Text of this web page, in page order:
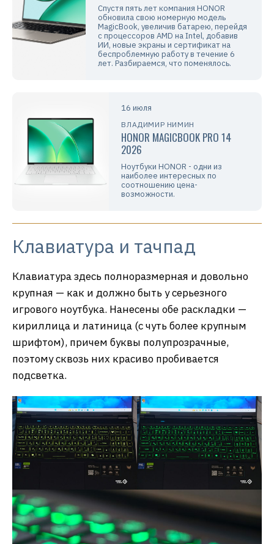
Спустя пять лет компания HONOR
обновила свою номерную модель
MagicBook, увеличив батарею, перейдя
с процессоров AMD на Intel, добавив
ИИ, новые экраны и сертификат на
беспроблемную работу в течение 6
лет. Разбираемся, что поменялось.
16 июля
ВЛАДИМИР НИМИН
HONOR MAGICBOOK PRO 14
2026
Ноутбуки HONOR - одни из
наиболее интересных по
соотношению цена-
возможности.
Клавиатура и тачпад
Клавиатура здесь полноразмерная и довольно
крупная — как и должно быть у серьезного
игрового ноутбука. Нанесены обе раскладки —
кириллица и латиница (с чуть более крупным
шрифтом), причем буквы полупрозрачные,
поэтому сквозь них красиво пробивается
подсветка.